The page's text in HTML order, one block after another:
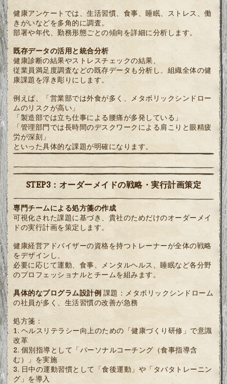
健康アンケートでは、生活習慣、食事、睡眠、ストレス、働
きがいなどを多角的に調査。
部署や年代、勤務形態ごとの傾向を詳細に分析します。
既存データの活用と統合分析
健康診断の結果やストレスチェックの結果、
従業員満足度調査などの既存データも分析し、組織全体の健
康課題を浮き彫りにします。
例えば、「営業部では外食が多く、メタボリックシンドロー
ムのリスクが高い」
「製造部では立ち仕事による腰痛が多発している」
「管理部門では長時間のデスクワークによる肩こりと眼精疲
労が深刻」
といった具体的な課題が明確になります。
STEP3：オーダーメイドの戦略・実行計画策定
専門チームによる処方箋の作成
可視化された課題に基づき、貴社のためだけのオーダーメイ
ドの実行計画を策定します。
健康経営アドバイザーの資格を持つトレーナーが全体の戦略
をデザインし、
必要に応じて運動、食事、メンタルヘルス、睡眠など各分野
のプロフェッショナルとチームを組みます。
具体的なプログラム設計例 課題：メタボリックシンドローム
の社員が多く、生活習慣の改善が急務
処方箋：
ヘルスリテラシー向上のための「健康づくり研修」で意識
改革
個別指導として「パーソナルコーチング（食事指導含
む）」を実施
日中の運動習慣として「食後運動」や「タバタトレーニン
グ」を導入